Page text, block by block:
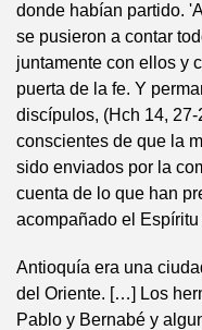
donde habían partido.
se pusieron a contar
juntamente con ellos y
puerta de la fe. Y
discípulos, (Hch 14,
conscientes de que la
sido enviados por la
cuenta de lo que han
acompañado el Espíritu
Antioquía era una
del Oriente. […] Los
Pablo y Bernabé y